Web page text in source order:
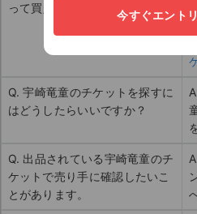
って買えますか？
Q. 宇崎竜童のチケットを探すに
はどうしたらいいですか？
Q. 出品されている宇崎竜童のチ
ケットで売り手に確認したいこ
とがあります。
今すぐエント